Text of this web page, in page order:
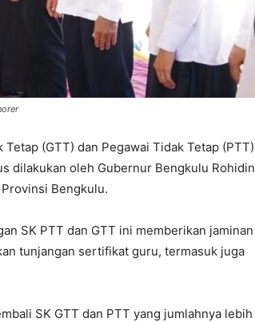
(GTT) dan Pegawai Tidak Tetap (PTT)
dilakukan oleh Gubernur Bengkulu Rohidin
Bengkulu.
SK PTT dan GTT ini memberikan jaminan
tunjangan sertifikat guru, termasuk juga
SK GTT dan PTT yang jumlahnya lebih